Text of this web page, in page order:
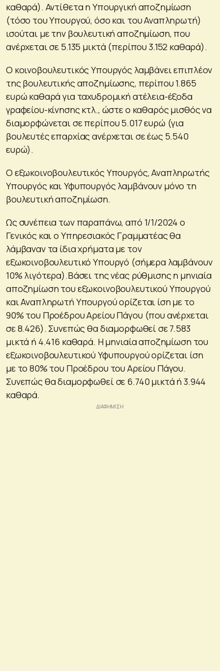
καθαρά). Αντίθετα η Υπουργική αποζημίωση
(τόσο του Υπουργού, όσο και του Αναπληρωτή)
ισούται με την βουλευτική αποζημίωση, που
ανέρχεται σε 5.135 μικτά (περίπου 3.152 καθαρά).
Ο κοινοβουλευτικός Υπουργός λαμβάνει επιπλέον
της βουλευτικής αποζημίωσης, περίπου 1.865
ευρώ καθαρά για ταχυδρομική ατέλεια-έξοδα
γραφείου-κίνησης κτλ., ώστε ο καθαρός μισθός να
διαμορφώνεται σε περίπου 5.017 ευρώ (για
βουλευτές επαρχίας ανέρχεται σε έως 5.540
ευρώ).
Ο εξωκοινοβουλευτικός Υπουργός, Αναπληρωτής
Υπουργός και Υφυπουργός λαμβάνουν μόνο τη
βουλευτική αποζημίωση.
Ως συνέπεια των παραπάνω, από 1/1/2024 ο
Γενικός και ο Υπηρεσιακός Γραμματέας θα
λάμβαναν τα ίδια χρήματα με τον
εξωκοινοβουλευτικό Υπουργό (σήμερα λαμβάνουν
10% λιγότερα).Βάσει της νέας ρύθμισης η μηνιαία
αποζημίωση του εξωκοινοβουλευτικού Υπουργού
και Αναπληρωτή Υπουργού ορίζεται ίση με το
90% του Προέδρου Αρείου Πάγου (που ανέρχεται
σε 8.426). Συνεπώς θα διαμορφωθεί σε 7.583
μικτά ή 4.416 καθαρά. Η μηνιαία αποζημίωση του
εξωκοινοβουλευτικού Υφυπουργού ορίζεται ίση
με το 80% του Προέδρου του Αρείου Πάγου.
Συνεπώς θα διαμορφωθεί σε 6.740 μικτά ή 3.944
καθαρά.